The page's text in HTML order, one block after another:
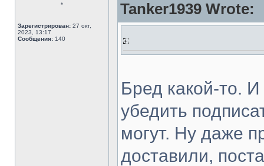
*
Зарегистрирован: 27 окт,
2023, 13:17
Сообщения: 140
Tanker1939 Wrote:
Бред какой-то.
убедить
могут. Ну даже
доставили,